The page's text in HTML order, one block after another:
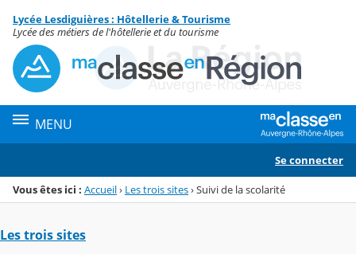
Menu de la rubrique
Contenu
Lycée Lesdiguières : Hôtellerie & Tourisme
Lycée des métiers de l'hôtellerie et du tourisme
MENU
Se connecter
Vous êtes ici : Accueil› Les trois sites›Suivi de la scolarité
Les trois sites